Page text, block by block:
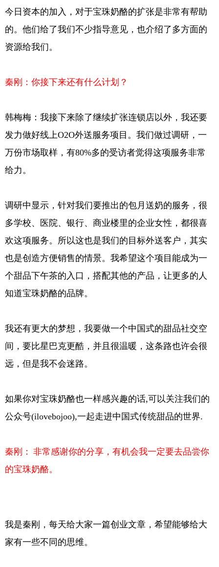
今日资本的加入，对于宝珠奶酪的扩张是非常有帮助
的。他们给了我们不少指导意见，也介绍了多方面的
资源给我们。
秦刚：你接下来还有什么计划？
韩梅梅：我接下来除了继续扩张连锁店以外，我还要
发力做好线上O2O外送服务项目。我们做过调研，一
万份市场取样，有80%多的受访者觉得这项服务非常
给力。
调研中显示，针对我们要推出的包月送奶的服务，很
多学校、医院、银行、商业楼里的企业女性，都很喜
欢这项服务。所以这也是我们的目标外送客户，其实
也是创造方便销售的情景。我希望这个项目能成为一
个甜品下午茶的入口，搭配其他的产品，让更多的人
知道宝珠奶酪的品牌。
我还有更大的梦想，我要做一个中国式的甜品社交空
间，要比星巴克更酷，并且很温暖，这条路也许会很
远，但是我不会迷路。
如果你对宝珠奶酪也一样感兴趣的话,可以关注我们的
公众号(ilovebojoo),一起走进中国式传统甜品的世界.
秦刚： 非常感谢你的分享，有机会我一定要去品尝你
的宝珠奶酪。
我是秦刚，每天给大家一篇创业文章，希望能够给大
家有一些不同的思维。